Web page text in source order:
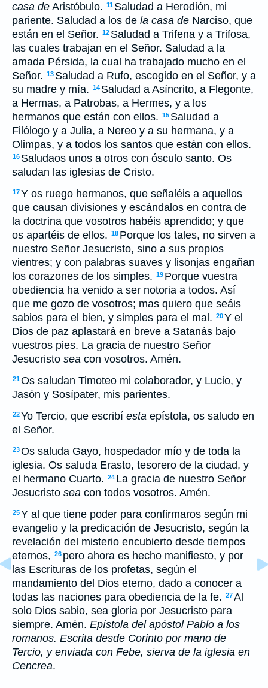
casa de Aristóbulo. 11 Saludad a Herodión, mi
pariente. Saludad a los de la casa de Narciso, que
están en el Señor. 12 Saludad a Trifena y a Trifosa,
las cuales trabajan en el Señor. Saludad a la
amada Pérsida, la cual ha trabajado mucho en el
Señor. 13 Saludad a Rufo, escogido en el Señor, y a
su madre y mía. 14 Saludad a Asíncrito, a Flegonte,
a Hermas, a Patrobas, a Hermes, y a los
hermanos que están con ellos. 15 Saludad a
Filólogo y a Julia, a Nereo y a su hermana, y a
Olimpas, y a todos los santos que están con ellos.
16 Saludaos unos a otros con ósculo santo. Os
saludan las iglesias de Cristo.
17Y os ruego hermanos, que señaléis a aquellos
que causan divisiones y escándalos en contra de
la doctrina que vosotros habéis aprendido; y que
os apartéis de ellos. 18 Porque los tales, no sirven a
nuestro Señor Jesucristo, sino a sus propios
vientres; y con palabras suaves y lisonjas engañan
los corazones de los simples. 19 Porque vuestra
obediencia ha venido a ser notoria a todos. Así
que me gozo de vosotros; mas quiero que seáis
sabios para el bien, y simples para el mal. 20Y el
Dios de paz aplastará en breve a Satanás bajo
vuestros pies. La gracia de nuestro Señor
Jesucristo sea con vosotros. Amén.
21Os saludan Timoteo mi colaborador, y Lucio, y
Jasón y Sosípater, mis parientes.
22Yo Tercio, que escribí esta epístola, os saludo en
el Señor.
23Os saluda Gayo, hospedador mío y de toda la
iglesia. Os saluda Erasto, tesorero de la ciudad, y
el hermano Cuarto. 24 La gracia de nuestro Señor
Jesucristo sea con todos vosotros. Amén.
25Y al que tiene poder para confirmaros según mi
evangelio y la predicación de Jesucristo, según la
revelación del misterio encubierto desde tiempos
eternos, 26 pero ahora es hecho manifiesto, y por
las Escrituras de los profetas, según el
mandamiento del Dios eterno, dado a conocer a
todas las naciones para obediencia de la fe. 27Al
solo Dios sabio, sea gloria por Jesucristo para
siempre. Amén. Epístola del apóstol Pablo a los
romanos. Escrita desde Corinto por mano de
Tercio, y enviada con Febe, sierva de la iglesia en
Cencrea.